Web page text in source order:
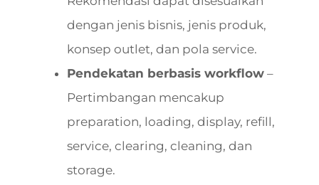
dengan jenis bisnis, jenis produk,
konsep outlet, dan pola service.
Pendekatan berbasis workflow–
Pertimbangan mencakup
preparation, loading, display, refill,
service, clearing, cleaning, dan
storage.